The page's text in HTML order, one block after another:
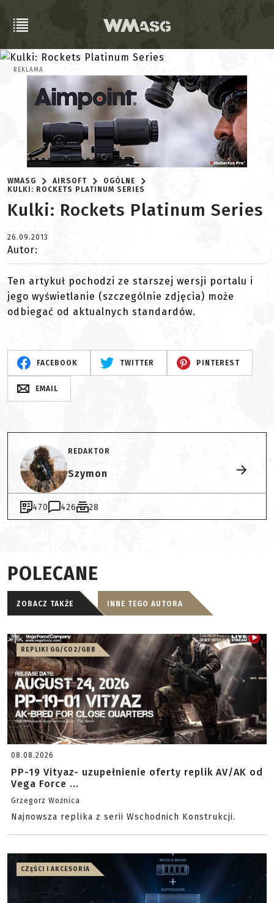
REKLAMA
WMASG AIRSOFT
OGÓLNE
KULKI: ROCKETS PLATINUM SERIES
Kulki: Rockets Platinum Series
26.09.2013
Autor:
Ten artykuł pochodzi ze starszej wersji portalu i
jego wyświetlanie (szczególnie zdjęcia) może
odbiegać od aktualnych standardów.
FACEBOOK TWITTER PINTEREST
EMAIL
REDAKTOR
Szymon
470 426 28
POLECANE
ZOBACZ TAKŻE INNE TEGO AUTORA
REPLIKI GG/CO2/GBB
08.08.2026
PP-19 Vityaz- uzupełnienie oferty replik AV/AK od
Vega Force ...
Grzegorz Woźnica
Najnowsza replika z serii Wschodnich Konstrukcji.
CZĘŚCI I AKCESORIA